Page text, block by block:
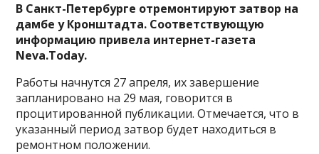
В Санкт-Петербурге отремонтируют затвор на
дамбе у Кронштадта. Соответствующую
информацию привела интернет-газета
Neva.Today.
Работы начнутся 27 апреля, их завершение
запланировано на 29 мая, говорится в
процитированной публикации. Отмечается, что в
указанный период затвор будет находиться в
ремонтном положении.